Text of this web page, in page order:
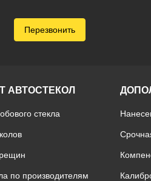
Перезвонить
АВТОСТЕКОЛ
стекла
по производителям